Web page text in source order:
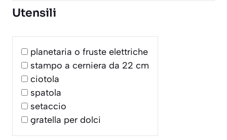
Utensili
planetaria o fruste elettriche
stampo a cerniera da 22 cm
ciotola
spatola
setaccio
gratella per dolci